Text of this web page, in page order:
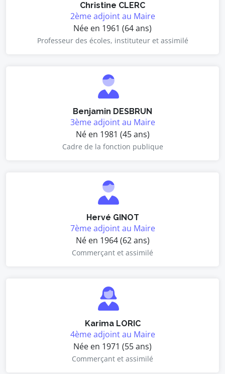
Christine CLERC
2ème adjoint au Maire
Née en 1961 (64 ans)
Professeur des écoles, instituteur et assimilé
Benjamin DESBRUN
3ème adjoint au Maire
Né en 1981 (45 ans)
Cadre de la fonction publique
Hervé GINOT
7ème adjoint au Maire
Né en 1964 (62 ans)
Commerçant et assimilé
Karima LORIC
4ème adjoint au Maire
Née en 1971 (55 ans)
Commerçant et assimilé